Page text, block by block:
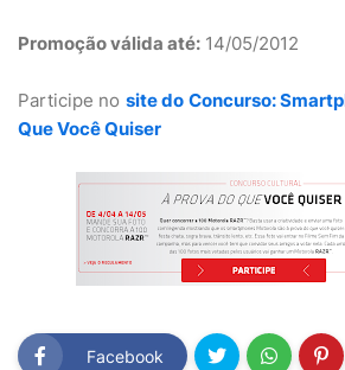
Promoção válida até: 14/05/2012
Participe no site do Concurso:
Que Você Quiser
Facebook